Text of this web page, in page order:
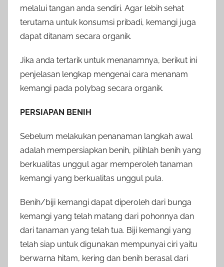
melalui tangan anda sendiri. Agar lebih sehat
terutama untuk konsumsi pribadi, kemangi juga
dapat ditanam secara organik.
Jika anda tertarik untuk menanamnya, berikut ini
penjelasan lengkap mengenai cara menanam
kemangi pada polybag secara organik.
PERSIAPAN BENIH
Sebelum melakukan penanaman langkah awal
adalah mempersiapkan benih, pilihlah benih yang
berkualitas unggul agar memperoleh tanaman
kemangi yang berkualitas unggul pula.
Benih/biji kemangi dapat diperoleh dari bunga
kemangi yang telah matang dari pohonnya dan
dari tanaman yang telah tua. Biji kemangi yang
telah siap untuk digunakan mempunyai ciri yaitu
berwarna hitam, kering dan benih berasal dari